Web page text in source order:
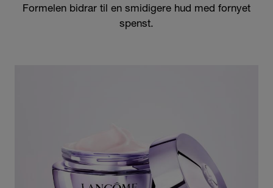
Formelen bidrar til en smidigere hud med fornyet
spenst.